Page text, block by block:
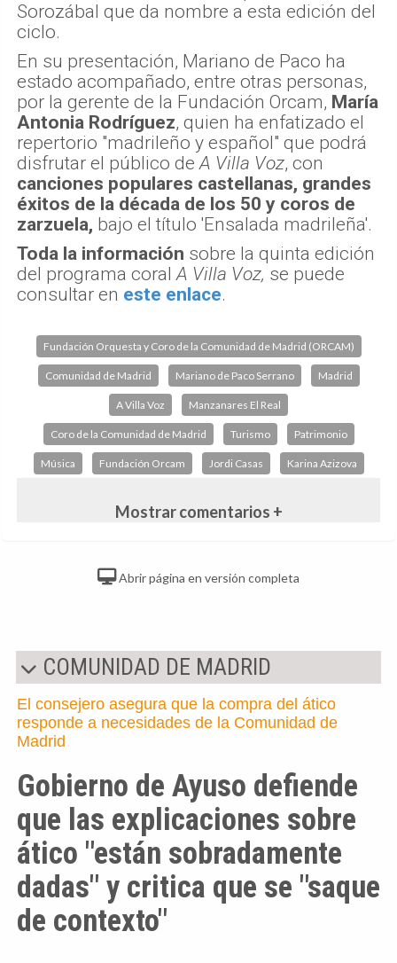
Sorozábal que da nombre a esta edición del
ciclo.
En su presentación, Mariano de Paco ha
estado acompañado, entre otras personas,
por la gerente de la Fundación Orcam, María
Antonia Rodríguez, quien ha enfatizado el
repertorio "madrileño y español" que podrá
disfrutar el público de A Villa Voz, con
canciones populares castellanas, grandes
éxitos de la década de los 50 y coros de
zarzuela, bajo el título 'Ensalada madrileña'.
Toda la información sobre la quinta edición
del programa coral A Villa Voz, se puede
consultar en este enlace.
Fundación Orquesta y Coro de la Comunidad de Madrid (ORCAM)
Comunidad de Madrid Mariano de Paco Serrano Madrid
A Villa Voz Manzanares El Real
Coro de la Comunidad de Madrid Turismo Patrimonio
Música Fundación Orcam Jordi Casas Karina Azizova
Mostrar comentarios +
Abrir página en versión completa
COMUNIDAD DE MADRID
El consejero asegura que la compra del ático
responde a necesidades de la Comunidad de
Madrid
Gobierno de Ayuso defiende
que las explicaciones sobre
ático "están sobradamente
dadas" y critica que se "saque
de contexto"